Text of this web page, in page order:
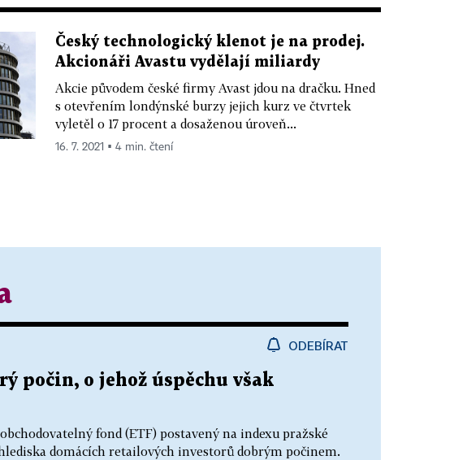
Český technologický klenot je na prodej.
Akcionáři Avastu vydělají miliardy
Akcie původem české firmy Avast jdou na dračku. Hned
s otevřením londýnské burzy jejich kurz ve čtvrtek
vyletěl o 17 procent a dosaženou úroveň...
16. 7. 2021 ▪ 4 min. čtení
ODEBÍRAT
počin, o jehož úspěchu však
fond (ETF) postavený na indexu pražské
domácích retailových investorů dobrým počinem.